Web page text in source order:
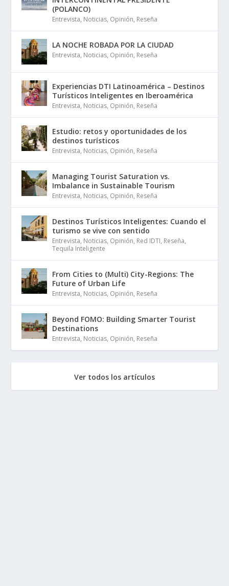
(POLANCO)
Entrevista, Noticias, Opinión, Reseña
LA NOCHE ROBADA POR LA CIUDAD
Entrevista, Noticias, Opinión, Reseña
Experiencias DTI Latinoamérica – Destinos
Turísticos Inteligentes en Iberoamérica
Entrevista, Noticias, Opinión, Reseña
Estudio: retos y oportunidades de los
destinos turísticos
Entrevista, Noticias, Opinión, Reseña
Managing Tourist Saturation vs.
Imbalance in Sustainable Tourism
Entrevista, Noticias, Opinión, Reseña
Destinos Turísticos Inteligentes: Cuando el
turismo se vive con sentido
Entrevista, Noticias, Opinión, Red IDTI, Reseña,
Tequila Inteligente
From Cities to (Multi) City-Regions: The
Future of Urban Life
Entrevista, Noticias, Opinión, Reseña
Beyond FOMO: Building Smarter Tourist
Destinations
Entrevista, Noticias, Opinión, Reseña
Ver todos los artículos